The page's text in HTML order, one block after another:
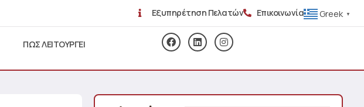
Εξυπηρέτηση Πελατών Επικοινωνία Greek ▼
ΠΩΣ ΛΕΙΤΟΥΡΓΕΙ